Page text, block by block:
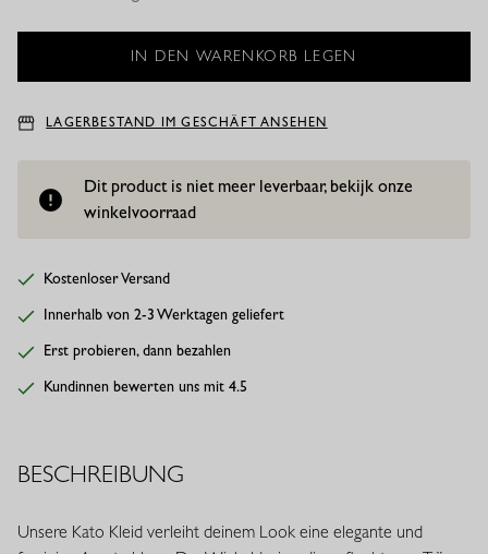
LAGERBESTAND IM GESCHÄFT ANSEHEN
Dit product is niet meer leverbaar, bekijk onze
winkelvoorraad
Kostenloser Versand
Innerhalb von 2-3 Werktagen geliefert
Erst probieren, dann bezahlen
Kundinnen bewerten uns mit 4.5
BESCHREIBUNG
Unsere Kato Kleid verleiht deinem Look eine elegante und